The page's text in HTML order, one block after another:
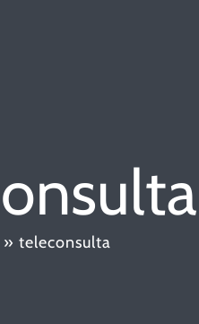
» teleconsulta